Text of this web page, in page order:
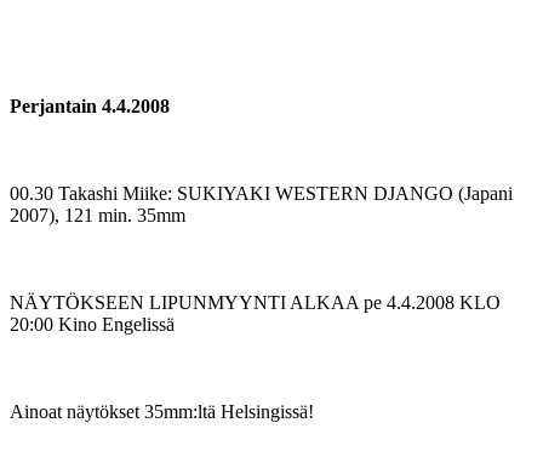
Perjantain 4.4.2008
00.30 Takashi Miike: SUKIYAKI WESTERN DJANGO (Japani
2007), 121 min. 35mm
NÄYTÖKSEEN LIPUNMYYNTI ALKAA pe 4.4.2008 KLO
20:00 Kino Engelissä
Ainoat näytökset 35mm:ltä Helsingissä!